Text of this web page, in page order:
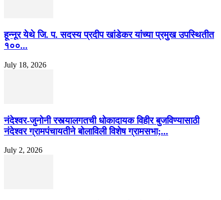
हून्नूर येथे जि. प. सदस्य प्रदीप खांडेकर यांच्या प्रमुख उपस्थितीत
१००...
July 18, 2026
नंदेश्वर-जुनोनी रस्त्यालगतची धोकादायक विहीर बुजविण्यासाठी
नंदेश्वर ग्रामपंचायतीने बोलाविली विशेष ग्रामसभा;...
July 2, 2026